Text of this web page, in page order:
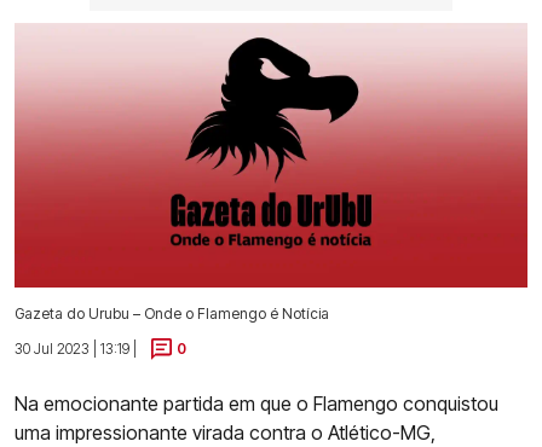
Gazeta do Urubu – Onde o Flamengo é Notícia
30 Jul 2023 | 13:19 |
0
Na emocionante partida em que o Flamengo conquistou
uma impressionante virada contra o Atlético-MG,